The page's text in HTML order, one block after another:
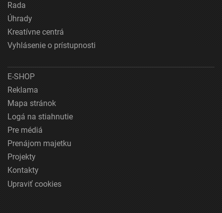
Rada
Úhrady
Kreatívne centrá
Vyhlásenie o prístupnosti
E-SHOP
Reklama
Mapa stránok
Logá na stiahnutie
Pre médiá
Prenájom majetku
Projekty
Kontakty
Upraviť cookies